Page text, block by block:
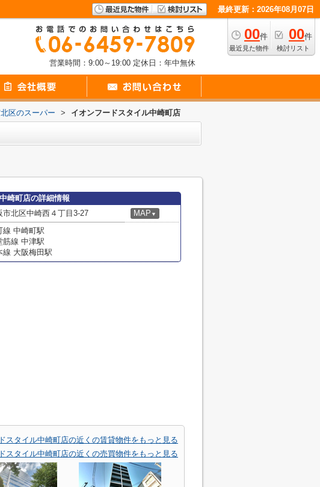
最終更新：2026年08月07日
00件
最近見た物件
00件
検討リスト
営業時間：9:00～19:00 定休日：年中無休
区のスーパー > イオンフードスタイル中崎町店
崎町店の詳細情報
市北区中崎西４丁目3-27 MAP ▼
線 中崎町駅
筋線 中津駅
線 大阪梅田駅
スタイル中崎町店の近くの賃貸物件をもっと見る
スタイル中崎町店の近くの売買物件をもっと見る